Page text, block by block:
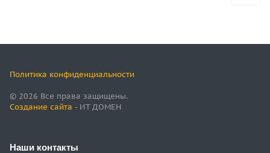
Политика конфиденциальности
© 2026 Все права защищены.
Создание сайта - ИТ ДОМЕН
Наши контакты